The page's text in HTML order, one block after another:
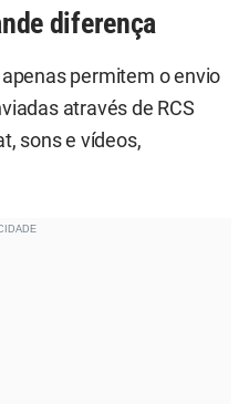
diferença
permitem o envio
através de RCS
sons e vídeos,